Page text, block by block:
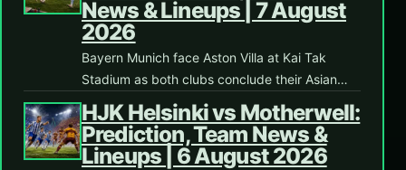
News & Lineups | 7 August
2026
Bayern Munich face Aston Villa at Kai Tak
Stadium as both clubs conclude their Asian…
HJK Helsinki vs Motherwell:
Prediction, Team News &
Lineups | 6 August 2026